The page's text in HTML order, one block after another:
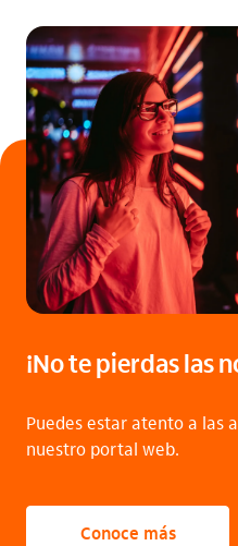
¡No te pierdas las
Puedes estar atento a las
nuestro portal web.
Conoce más